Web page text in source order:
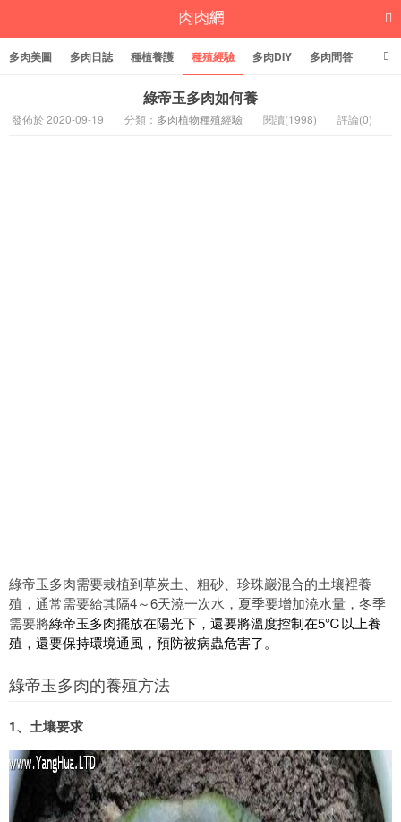
多肉美圖 多肉日誌 種植養護 種殖經驗 多肉DIY 多肉問答
綠帝玉多肉如何養
發佈於 2020-09-19 分類： 多肉植物種殖經驗 閱讀(1998) 評論(0)
綠帝玉多肉需要栽植到草炭土、粗砂、珍珠巖混合的土壤裡養
殖，通常需要給其隔4～6天澆一次水，夏季要增加澆水量，冬季
需要將綠帝玉多肉擺放在陽光下，還要將溫度控制在5℃以上養
殖，還要保持環境通風，預防被病蟲危害了。
綠帝玉多肉的養殖方法
1、土壤要求